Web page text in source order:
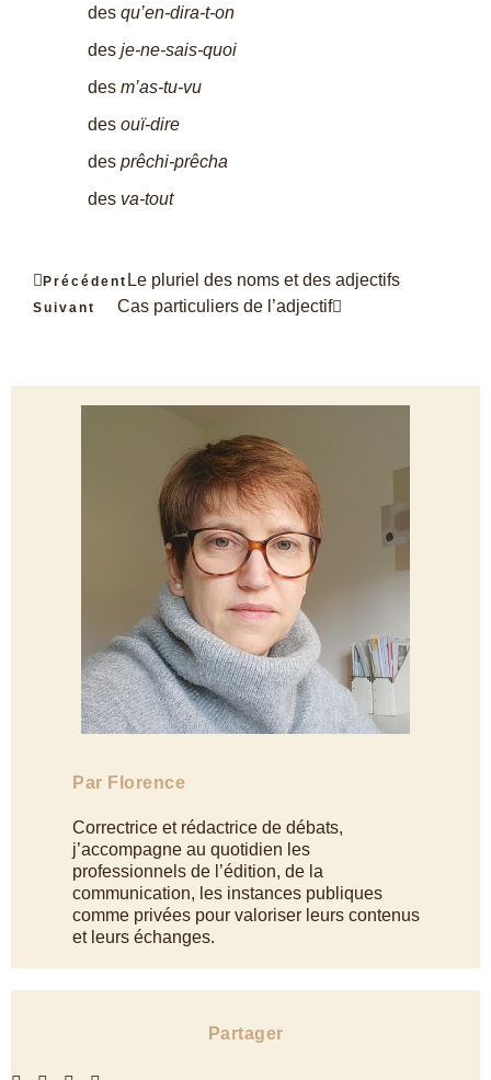
des qu’en-dira-t-on
des je-ne-sais-quoi
des m’as-tu-vu
des ouï-dire
des prêchi-prêcha
des va-tout
Précédent Le pluriel des noms et des adjectifs
Suivant Cas particuliers de l’adjectif
Par Florence
Correctrice et rédactrice de débats,
j’accompagne au quotidien les
professionnels de l’édition, de la
communication, les instances publiques
comme privées pour valoriser leurs contenus
et leurs échanges.
Partager